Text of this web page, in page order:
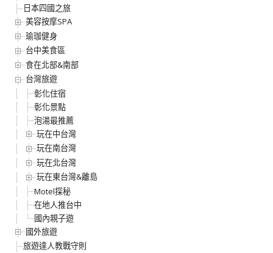
日本四國之旅
美容按摩SPA
瑜珈健身
台中美食區
食在北部&南部
台灣旅遊
彰化住宿
彰化景點
泡湯最推薦
玩在中台灣
玩在南台灣
玩在北台灣
玩在東台灣&離島
Motel探秘
在地人推台中
國內親子遊
國外旅遊
旅遊達人教戰守則